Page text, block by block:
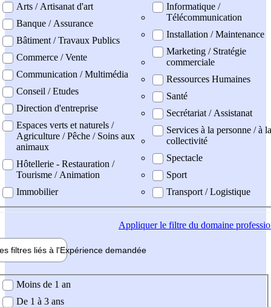
Arts / Artisanat d'art
Banque / Assurance
Bâtiment / Travaux Publics
Commerce / Vente
Communication / Multimédia
Conseil / Etudes
Direction d'entreprise
Espaces verts et naturels /
Agriculture / Pêche / Soins aux
animaux
Hôtellerie - Restauration /
Tourisme / Animation
Immobilier
Informatique /
Télécommunication
Installation / Maintenance
Marketing / Stratégie
commerciale
Ressources Humaines
Santé
Secrétariat / Assistanat
Services à la personne / à la
collectivité
Spectacle
Sport
Transport / Logistique
Appliquerle filtre du domaine
filtres liés à l'Expérience demandée
demandée
Moins de 1 an
De 1 à 3 ans